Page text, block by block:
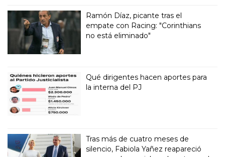
Ramón Díaz, picante tras el
empate con Racing: "Corinthians
no está eliminado"
Qué dirigentes hacen aportes para
la interna del PJ
Tras más de cuatro meses de
silencio, Fabiola Yañez reapareció